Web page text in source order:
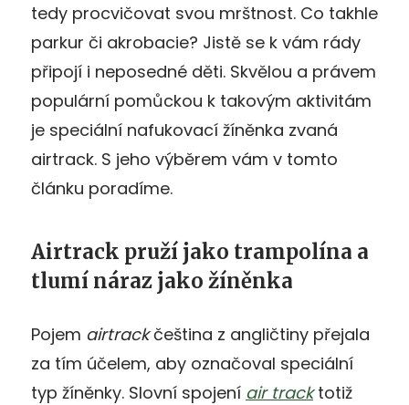
tedy procvičovat svou mrštnost. Co takhle
parkur či akrobacie? Jistě se k vám rády
připojí i neposedné děti. Skvělou a právem
populární pomůckou k takovým aktivitám
je speciální nafukovací žíněnka zvaná
airtrack. S jeho výběrem vám v tomto
článku poradíme.
Airtrack pruží jako trampolína a
tlumí náraz jako žíněnka
Pojem airtrackčeština z angličtiny přejala
za tím účelem, aby označoval speciální
typ žíněnky. Slovní spojení air tracktotiž